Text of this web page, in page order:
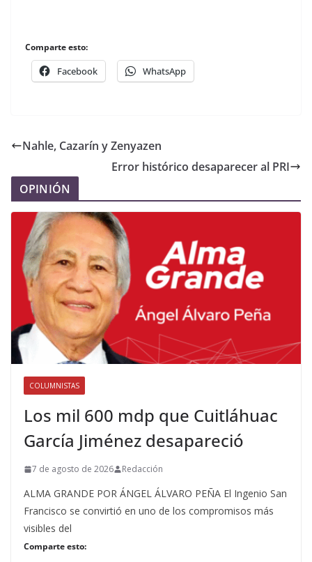
Comparte esto:
Facebook WhatsApp
Nahle, Cazarín y Zenyazen
Error histórico desaparecer al PRI
OPINIÓN
COLUMNISTAS
Los mil 600 mdp que Cuitláhuac
García Jiménez desapareció
7 de agosto de 2026 Redacción
ALMA GRANDE POR ÁNGEL ÁLVARO PEÑA El Ingenio San
Francisco se convirtió en uno de los compromisos más
visibles del
Comparte esto: